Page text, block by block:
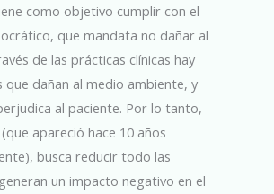
como objetivo cumplir con el
que mandata no dañar al
de las prácticas clínicas hay
que dañan al medio ambiente, y
al paciente. Por lo tanto,
apareció hace 10 años
busca reducir todo las
un impacto negativo en el